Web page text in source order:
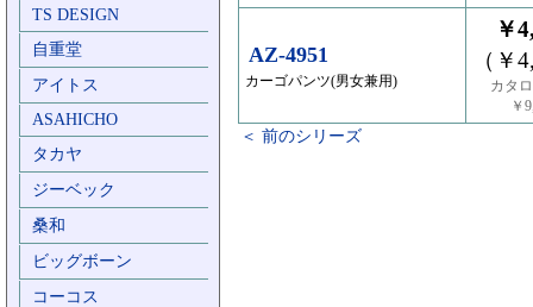
TS DESIGN
自重堂
アイトス
ASAHICHO
タカヤ
ジーベック
桑和
ビッグボーン
コーコス
AZ-4951
カーゴパンツ(男女兼用)
￥
（￥
カタ
￥
＜ 前のシリーズ